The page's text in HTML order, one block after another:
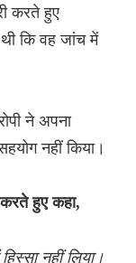
करते हुए
थी कि वह जांच में
ने अपना
नहीं किया।
हुए कहा,
नहीं लिया।